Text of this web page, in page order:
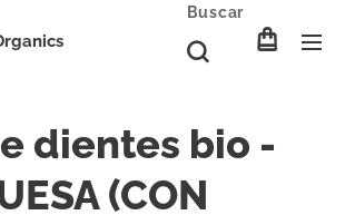
Buscar
dientes bio -
(CON